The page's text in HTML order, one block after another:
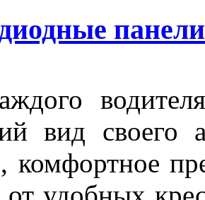
вид своего
комфортное